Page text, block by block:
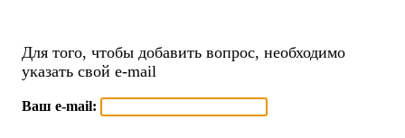
Для того, чтобы добавить вопрос, необходимо
указать свой e-mail
Ваш e-mail: